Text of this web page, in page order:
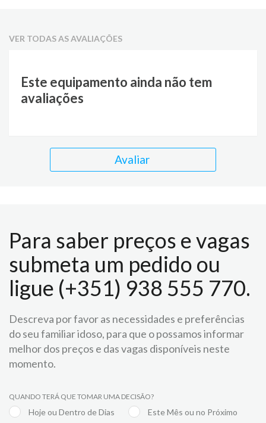
VER TODAS AS AVALIAÇÕES
Este equipamento ainda não tem
avaliações
Avaliar
Para saber preços e vagas
submeta um pedido ou
ligue (+351) 938 555 770.
Descreva por favor as necessidades e preferências
do seu familiar idoso, para que o possamos informar
melhor dos preços e das vagas disponíveis neste
momento.
QUANDO TERÁ QUE TOMAR UMA DECISÃO?
Hoje ou Dentro de Dias
Este Mês ou no Próximo